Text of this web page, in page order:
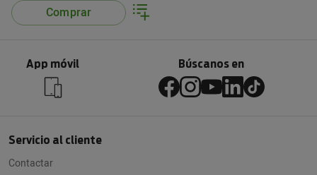
Comprar
App móvil Búscanos en
Servicio al cliente
Contactar